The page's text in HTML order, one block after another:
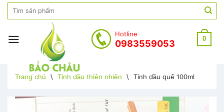
SkipSearch
Hotline
0983559053 0
Trang chủ \ Tinh dầu thiên nhiên \ Tinh dầu quế 100ml